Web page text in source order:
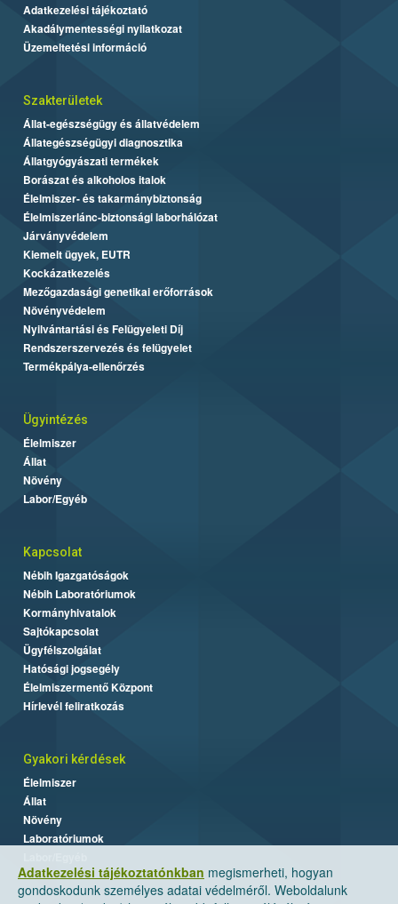
Adatkezelési tájékoztatónkban megismerheti, hogyan
gondoskodunk személyes adatai védelméről. Weboldalunk
Adatkezelési tájékoztató
Akadálymentességi nyilatkozat
Üzemeltetési információ
Szakterületek
Állat-egészségügy és állatvédelem
Állategészségügyi diagnosztika
Állatgyógyászati termékek
Borászat és alkoholos italok
Élelmiszer- és takarmánybiztonság
Élelmiszerlánc-biztonsági laborhálózat
Járványvédelem
Kiemelt ügyek, EUTR
Kockázatkezelés
Mezőgazdasági genetikai erőforrások
Növényvédelem
Nyilvántartási és Felügyeleti Díj
Rendszerszervezés és felügyelet
Termékpálya-ellenőrzés
Ügyintézés
Élelmiszer
Állat
Növény
Labor/Egyéb
Kapcsolat
Nébih Igazgatóságok
Nébih Laboratóriumok
Kormányhivatalok
Sajtókapcsolat
Ügyfélszolgálat
Hatósági jogsegély
Élelmiszermentő Központ
Hírlevél feliratkozás
Gyakori kérdések
Élelmiszer
Állat
Növény
Laboratóriumok